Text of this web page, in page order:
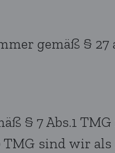
gemäß § 27
§ 7 Abs.1
sind wir